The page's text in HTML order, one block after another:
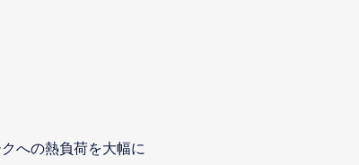
への熱負荷を大幅に